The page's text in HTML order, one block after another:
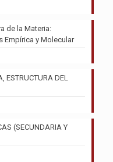
de la Materia:
Empírica y Molecular
ESTRUCTURA DEL
(SECUNDARIA Y